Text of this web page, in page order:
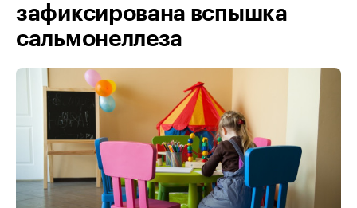
зафиксирована вспышка
сальмонеллеза